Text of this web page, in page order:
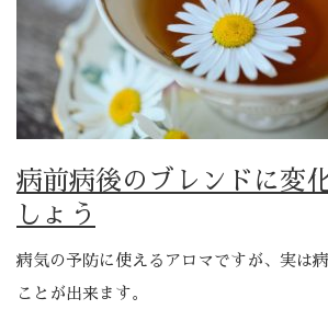
病前病後のブレンドに変
しょう
病気の予防に使えるアロマですが、実は
ことが出来ます。